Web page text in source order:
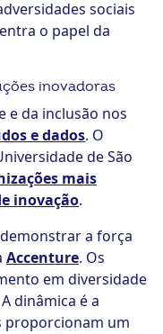
sociais
o papel da
inovadoras
e da inclusão nos
e dados. O
de São
mais
inovação.
a força
Accenture. Os
em diversidade
dinâmica é a
proporcionam um